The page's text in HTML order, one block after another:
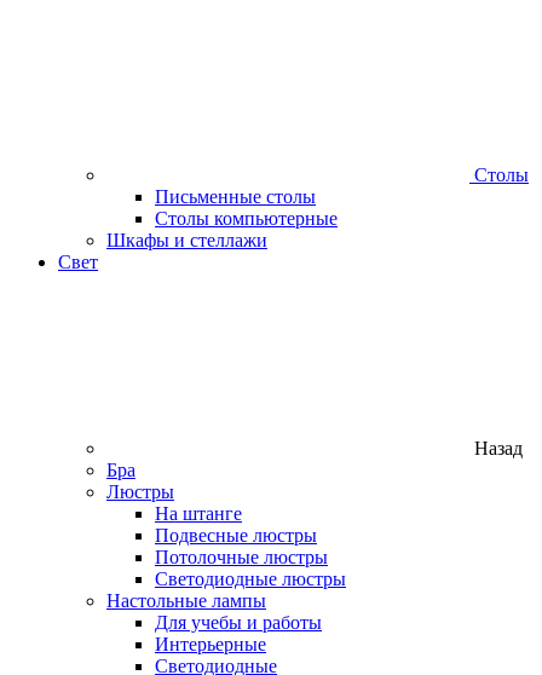
Столы
Письменные столы
Столы компьютерные
Шкафы и стеллажи
Свет
Назад
Бра
Люстры
На штанге
Подвесные люстры
Потолочные люстры
Светодиодные люстры
Настольные лампы
Для учебы и работы
Интерьерные
Светодиодные